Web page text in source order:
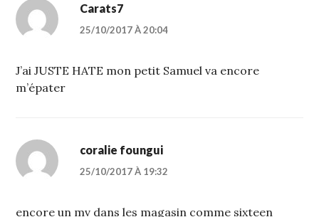
Carats7
25/10/2017 À 20:04
J’ai JUSTE HATE mon petit Samuel va encore
m’épater
coralie foungui
25/10/2017 À 19:32
encore un mv dans les magasin comme sixteen